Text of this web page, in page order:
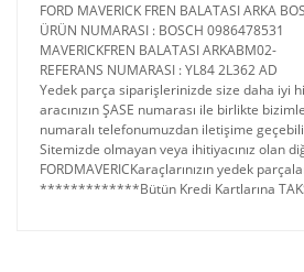
FORD MAVERICK FREN BALATASI ARKA
ÜRÜN NUMARASI : BOSCH 0986478531
MAVERICKFREN BALATASI ARKABM02-
REFERANS NUMARASI : YL84 2L362 AD
Yedek parça siparişlerinizde size daha iyi
aracınızın ŞASE numarası ile birlikte
numaralı telefonumuzdan iletişime
Sitemizde olmayan veya ihitiyacınız olan
FORDMAVERICKaraçlarınızın yedek
*************Bütün Kredi Kartlarına